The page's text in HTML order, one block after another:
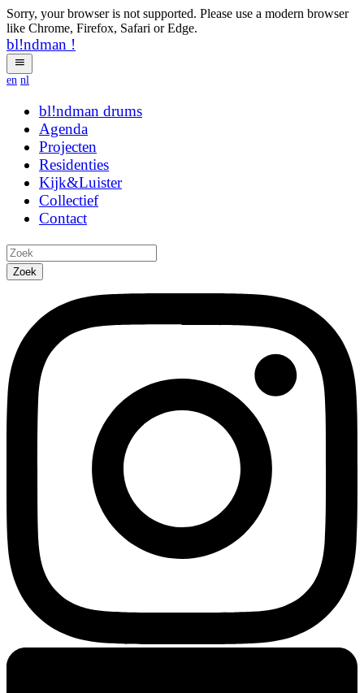
Sorry, your browser is not supported. Please use a modern browser
like Chrome, Firefox, Safari or Edge.
bl!ndman !
en nl
bl!ndman strings
Agenda
Projecten
Residenties
Kijk&Luister
Collectief
Contact
Zoek